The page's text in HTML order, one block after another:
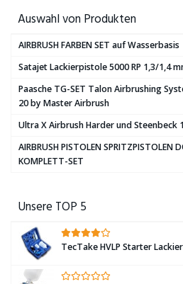
Auswahl von Produkten
AIRBRUSH FARBEN SET auf Wasserbasis
Satajet Lackierpistole 5000 RP 1,3/1,4
Paasche TG-SET Talon Airbrushing
20 by Master Airbrush
Ultra X Airbrush Harder und Steenbeck
AIRBRUSH PISTOLEN SPRITZPISTOLEN
KOMPLETT-SET
Unsere TOP 5
TecTake HVLP Starter